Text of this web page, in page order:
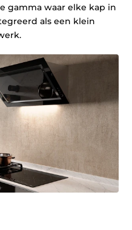
gamma waar elke kap in
als een klein